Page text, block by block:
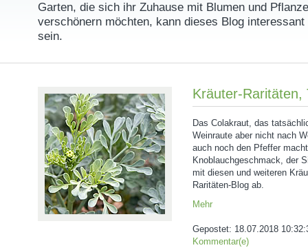
Garten, die sich ihr Zuhause mit Blumen und
verschönern möchten, kann dieses Blog interessant
sein.
Kräuter-Raritäten,
Das Colakraut, das
Weinraute aber nicht nach
auch noch den Pfeffer
Knoblauchgeschmack, der
mit diesen und weiteren
Raritäten-Blog ab.
Mehr
Gepostet: 18.07.2018
Kommentar(e)